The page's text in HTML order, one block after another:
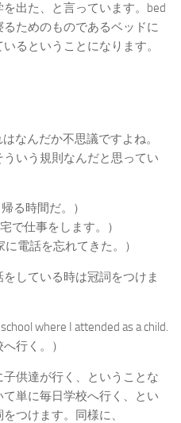
出た、と言っています。bed
ためのものであるベッドに
るということになります。
なんだか不思議ですよね。
いう規則なんだと思ってい
る時間だ。）
で仕事をします。）
に電話を忘れてきた。）
している時は冠詞をつけま
where I attended as a child.
行く。）
供達が行く、ということな
単に毎日学校へ行く、とい
つけます。同様に、